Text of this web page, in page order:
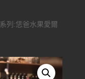
列:恁爸水果愛爾